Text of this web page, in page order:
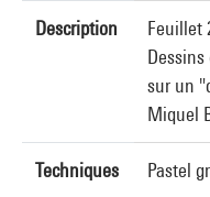
Description
Feuillet
sur un
Miquel
Techniques Pastel